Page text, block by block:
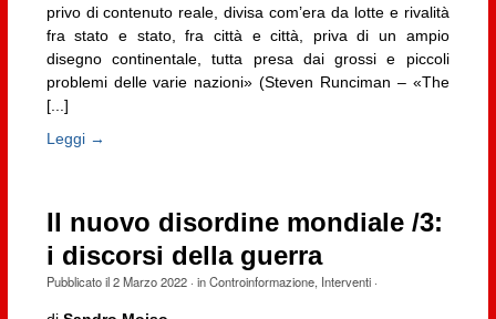
privo di contenuto reale, divisa com’era da lotte e rivalità
fra stato e stato, fra città e città, priva di un ampio
disegno continentale, tutta presa dai grossi e piccoli
problemi delle varie nazioni» (Steven Runciman – «The
[...]
Leggi →
Il nuovo disordine mondiale /3:
i discorsi della guerra
Pubblicato il2 Marzo 2022· inControinformazione, Interventi·